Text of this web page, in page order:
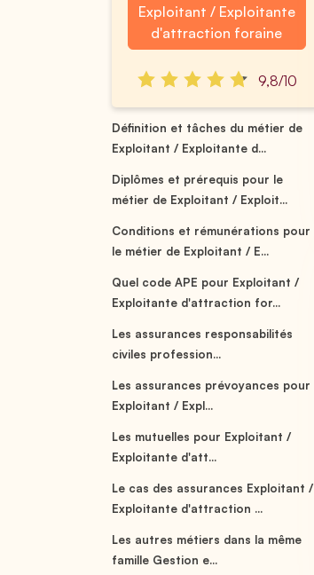
Exploitant / Exploitante
d'attraction foraine
9,8/10
Définition et tâches du métier de
Exploitant / Exploitante d...
Diplômes et prérequis pour le
métier de Exploitant / Exploit...
Conditions et rémunérations pour
le métier de Exploitant / E...
Quel code APE pour Exploitant /
Exploitante d'attraction for...
Les assurances responsabilités
civiles profession...
Les assurances prévoyances pour
Exploitant / Expl...
Les mutuelles pour Exploitant /
Exploitante d'att...
Le cas des assurances Exploitant /
Exploitante d'attraction ...
Les autres métiers dans la même
famille Gestion e...